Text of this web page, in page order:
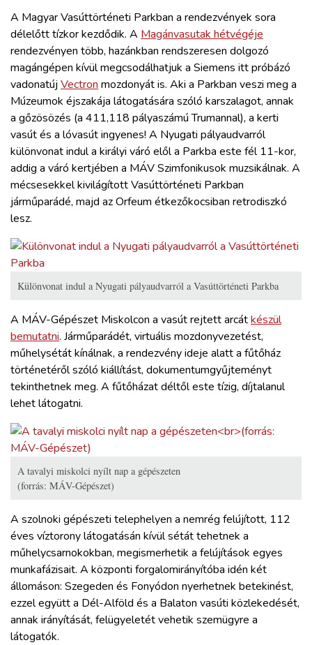
A Magyar Vasúttörténeti Parkban a rendezvények sora
délelőtt tízkor kezdődik. A Magánvasutak hétvégéje
rendezvényen több, hazánkban rendszeresen dolgozó
magángépen kívül megcsodálhatjuk a Siemens itt próbázó
vadonatúj Vectron mozdonyát is. Aki a Parkban veszi meg a
Múzeumok éjszakája látogatására szóló karszalagot, annak
a gőzösözés (a 411,118 pályaszámú Trumannal), a kerti
vasút és a lóvasút ingyenes! A Nyugati pályaudvarról
különvonat indul a királyi váró elől a Parkba este fél 11-kor,
addig a váró kertjében a MÁV Szimfonikusok muzsikálnak. A
mécsesekkel kivilágított Vasúttörténeti Parkban
járműparádé, majd az Orfeum étkezőkocsiban retrodiszkó
lesz.
Különvonat indul a Nyugati pályaudvarról a Vasúttörténeti Parkba
A MÁV-Gépészet Miskolcon a vasút rejtett arcátkészül
bemutatni. Járműparádét, virtuális mozdonyvezetést,
műhelysétát kínálnak, a rendezvény ideje alatt a fűtőház
történetéről szóló kiállítást, dokumentumgyűjteményt
tekinthetnek meg. A fűtőházat déltől este tízig, díjtalanul
lehet látogatni.
A tavalyi miskolci nyílt nap a gépészeten
(forrás: MÁV-Gépészet)
A szolnoki gépészeti telephelyen a nemrég felújított, 112
éves víztorony látogatásán kívül sétát tehetnek a
műhelycsarnokokban, megismerhetik a felújítások egyes
munkafázisait. A központi forgalomirányítóba idén két
állomáson: Szegeden és Fonyódon nyerhetnek betekinést,
ezzel együtt a Dél-Alföld és a Balaton vasúti közlekedését,
annak irányítását, felügyeletét vehetik szemügyre a
látogatók.